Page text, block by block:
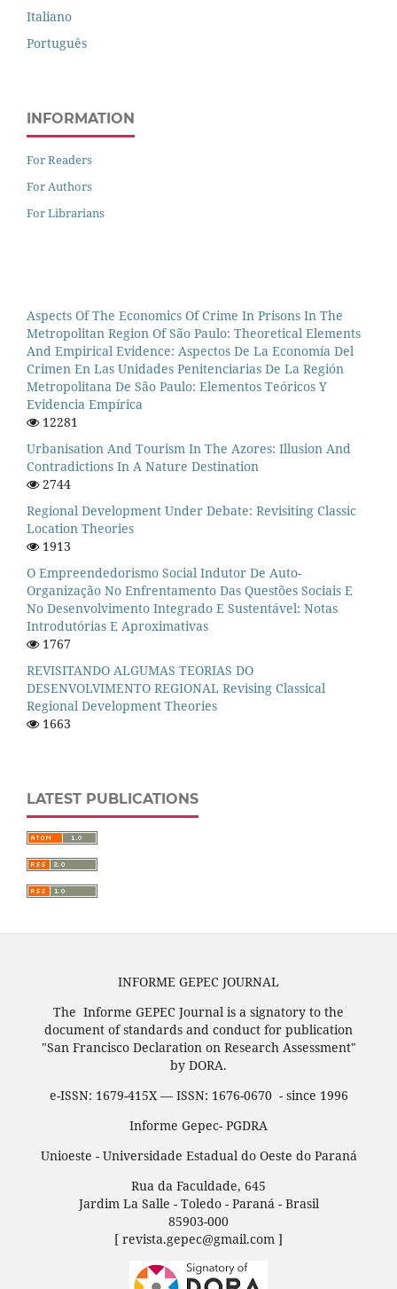
Italiano
Português
INFORMATION
For Readers
For Authors
For Librarians
Aspects Of The Economics Of Crime In Prisons In The
Metropolitan Region Of São Paulo: Theoretical Elements
And Empirical Evidence: Aspectos De La Economía Del
Crimen En Las Unidades Penitenciarias De La Región
Metropolitana De São Paulo: Elementos Teóricos Y
Evidencia Empírica
12281
Urbanisation And Tourism In The Azores: Illusion And
Contradictions In A Nature Destination
2744
Regional Development Under Debate: Revisiting Classic
Location Theories
1913
O Empreendedorismo Social Indutor De Auto-
Organização No Enfrentamento Das Questões Sociais E
No Desenvolvimento Integrado E Sustentável: Notas
Introdutórias E Aproximativas
1767
REVISITANDO ALGUMAS TEORIAS DO
DESENVOLVIMENTO REGIONAL Revising Classical
Regional Development Theories
1663
LATEST PUBLICATIONS
INFORME GEPEC JOURNAL
The Informe GEPEC Journal is a signatory to the
document of standards and conduct for publication
"San Francisco Declaration on Research Assessment"
by DORA.
e-ISSN: 1679-415X — ISSN: 1676-0670 - since 1996
Informe Gepec- PGDRA
Unioeste - Universidade Estadual do Oeste do Paraná
Rua da Faculdade, 645
Jardim La Salle - Toledo - Paraná - Brasil
85903-000
[ revista.gepec@gmail.com ]